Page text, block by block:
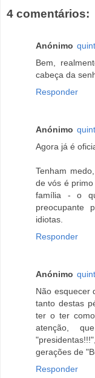
4 comentários:
Anónimo
Bem,
cabeça da
Responder
Anónimo
Agora já é
Tenham
de vós é
família - o
preocupante
idiotas.
Responder
Anónimo
Não esquecer
tanto destas
ter o ter
atenção,
gerações de
Responder